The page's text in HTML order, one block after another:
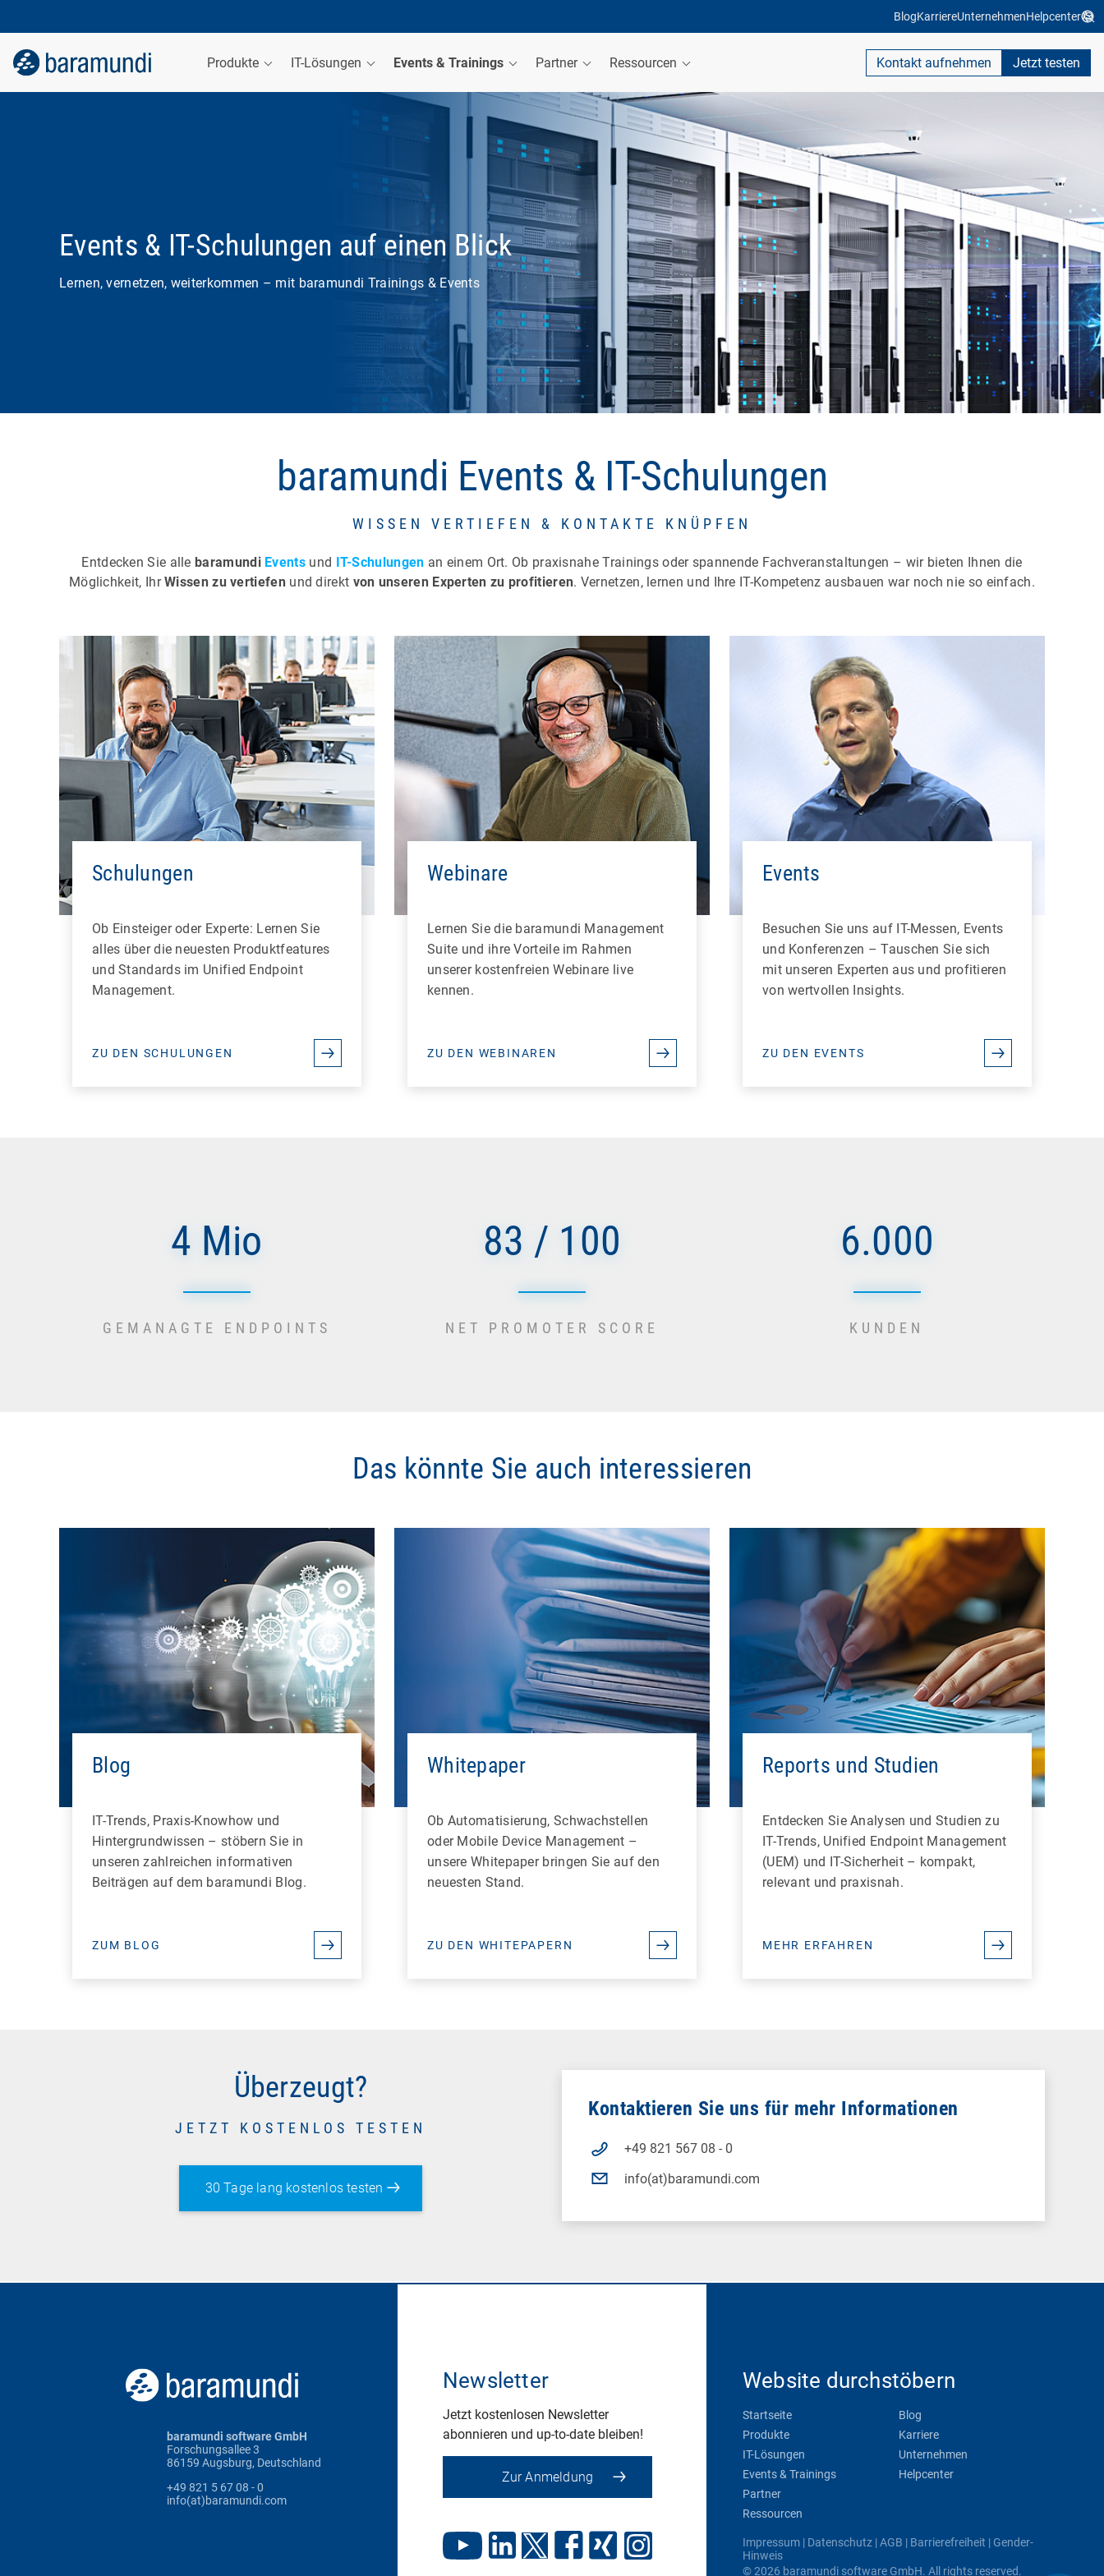
BlogKarriereUnternehmenHelpcenter
Produkte IT-Lösungen Events & Trainings Partner Ressourcen Kontakt aufnehmen Jetzt testen
Events & IT-Schulungen auf einen Blick
Lernen, vernetzen, weiterkommen – mit baramundi Trainings & Events
baramundi Events & IT-Schulungen
WISSEN VERTIEFEN & KONTAKTE KNÜPFEN
Entdecken Sie alle baramundi Eventsund IT-Schulungen an einem Ort. Ob praxisnahe Trainings oder spannende Fachveranstaltungen – wir bieten Ihnen die
Möglichkeit, IhrWissen zu vertiefen und direkt von unseren Experten zu profitieren. Vernetzen, lernen und Ihre IT-Kompetenz ausbauen war noch nie so einfach.
Schulungen
Ob Einsteiger oder Experte: Lernen Sie
alles über die neuesten Produktfeatures
und Standards im Unified Endpoint
Management.
ZU DEN SCHULUNGEN
Webinare
Lernen Sie die baramundi Management
Suite und ihre Vorteile im Rahmen
unserer kostenfreien Webinare live
kennen.
ZU DEN WEBINAREN
Events
Besuchen Sie uns auf IT-Messen, Events
und Konferenzen – Tauschen Sie sich
mit unseren Experten aus und profitieren
von wertvollen Insights.
ZU DEN EVENTS
4 Mio
GEMANAGTE ENDPOINTS
83 / 100
NET PROMOTER SCORE
6.000
KUNDEN
Das könnte Sie auch interessieren
Blog
IT-Trends, Praxis-Knowhow und
Hintergrundwissen – stöbern Sie in
unseren zahlreichen informativen
Beiträgen auf dem baramundi Blog.
ZUM BLOG
Whitepaper
Ob Automatisierung, Schwachstellen
oder Mobile Device Management –
unsere Whitepaper bringen Sie auf den
neuesten Stand.
ZU DEN WHITEPAPERN
Reports und Studien
Entdecken Sie Analysen und Studien zu
IT-Trends, Unified Endpoint Management
(UEM) und IT-Sicherheit – kompakt,
relevant und praxisnah.
MEHR ERFAHREN
Überzeugt?
JETZT KOSTENLOS TESTEN
30 Tage lang kostenlos testen
Kontaktieren Sie uns für mehr Informationen
+49 821 567 08 - 0
info(at)baramundi.com
baramundi software GmbH
Forschungsallee 3
86159 Augsburg, Deutschland
+49 821 5 67 08 - 0
info(at)baramundi.com
Newsletter
Jetzt kostenlosen Newsletter
abonnieren und up-to-date bleiben!
Zur Anmeldung
Website durchstöbern
Startseite
Produkte
IT-Lösungen
Events & Trainings
Partner
Ressourcen
Blog
Karriere
Unternehmen
Helpcenter
Impressum| Datenschutz|AGB | Barrierefreiheit | Gender-
Hinweis
© 2026 baramundi software GmbH. All rights reserved.